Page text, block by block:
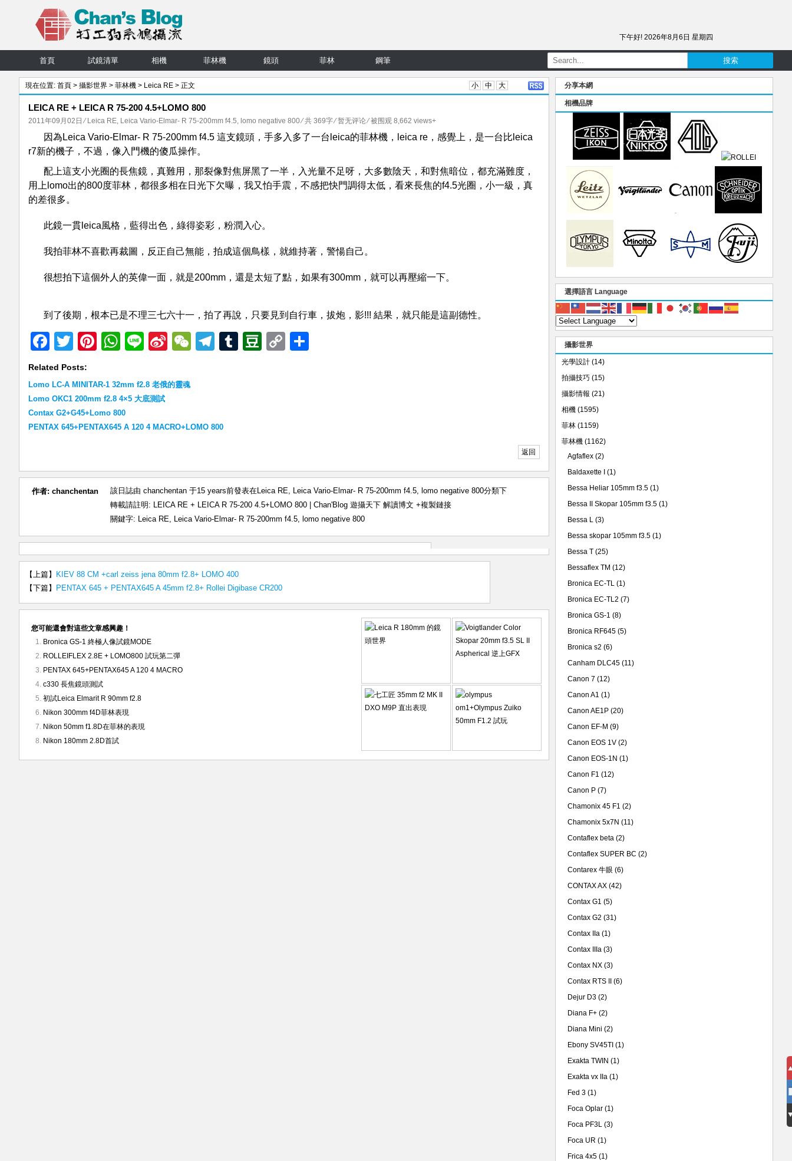
下午好! 2026年8月6日 星期四
首頁 試鏡清單 相機 菲林機 鏡頭 菲林 鋼筆
現在位置: 首頁 > 攝影世界 > 菲林機 > Leica RE > 正文 小 中 大
LEICA RE + LEICA R 75-200 4.5+LOMO 800
2011年09月02日 ⁄ Leica RE, Leica Vario-Elmar- R 75-200mm f4.5, lomo negative 800⁄ 共 369字⁄暂无评论⁄ 被围观 8,662 views+
因為Leica Vario-Elmar- R 75-200mm f4.5 這支鏡頭，手多入多了一台leica的菲林機，leica re，感覺上，是一台比leica
r7新的機子，不過，像入門機的傻瓜操作。
配上這支小光圈的長焦鏡，真難用，那裂像對焦屏黑了一半，入光量不足呀，大多數陰天，和對焦暗位，都充滿難度，
用上lomo出的800度菲林，都很多相在日光下欠曝，我又怕手震，不感把快門調得太低，看來長焦的f4.5光圈，小一級，真
的差很多。
此鏡一貫leica風格，藍得出色，綠得姿彩，粉潤入心。
我拍菲林不喜歡再裁圖，反正自己無能，拍成這個鳥樣，就維持著，警愓自己。
很想拍下這個外人的英偉一面，就是200mm，還是太短了點，如果有300mm，就可以再壓縮一下。
到了後期，根本已是不理三七六十一，拍了再說，只要見到自行車，拔炮，影!!! 結果，就只能是這副德性。
Facebook
TwitterPinterest
WhatsApp
LineSinaWeChat
Telegram
Tumblr
Douban
Copy
Related Posts:
Lomo LC-A MINITAR-1 32mm f2.8 老俄的靈魂
Lomo OKC1 200mm f2.8 4×5 大底測試
Contax G2+G45+Lomo 800
PENTAX 645+PENTAX645 A 120 4 MACRO+LOMO 800
返回
作者: chanchentan 該日誌由 chanchentan 于15 years前發表在Leica RE, Leica Vario-Elmar- R 75-200mm f4.5, lomo negative 800分類下
轉載請註明: LEICA RE + LEICA R 75-200 4.5+LOMO 800 | Chan'Blog 遊攝天下 解讀博文 +複製鏈接
關鍵字: Leica RE, Leica Vario-Elmar- R 75-200mm f4.5, lomo negative 800
【上篇】
KIEV 88 CM +carl zeiss jena 80mm f2.8+ LOMO 400
【下篇】
PENTAX 645 + PENTAX645 A 45mm f2.8+ Rollei Digibase CR200
您可能還會對這些文章感興趣！
Bronica GS-1 終極人像試鏡MODE
ROLLEIFLEX 2.8E + LOMO800 試玩第二彈
PENTAX 645+PENTAX645 A 120 4 MACRO
c330 長焦鏡頭測試
初試Leica Elmarit R 90mm f2.8
Nikon 300mm f4D菲林表現
Nikon 50mm f1.8D在菲林的表現
Nikon 180mm 2.8D首試
分享本網
相機品牌
選擇語言 Language
攝影世界
光學設計 (14)
拍攝技巧 (15)
攝影情報 (21)
相機 (1595)
菲林 (1159)
菲林機 (1162)
Agfaflex (2)
Baldaxette I
(1)
Bessa Heliar 105mm f3.5 (1)
Bessa II Skopar 105mm f3.5 (1)
Bessa L (3)
Bessa skopar 105mm f3.5 (1)
Bessa T (25)
Bessaflex TM (12)
Bronica EC-TL (1)
Bronica EC-TL2 (7)
Bronica GS-1 (8)
Bronica RF645 (5)
Bronica s2 (6)
Canham DLC45 (11)
Canon 7 (12)
Canon A1 (1)
Canon AE1P (20)
Canon EF-M (9)
Canon EOS 1V (2)
Canon EOS-1N (1)
Canon F1 (12)
Canon P (7)
Chamonix 45 F1 (2)
Chamonix 5x7N (11)
Contaflex beta (2)
Contaflex SUPER BC (2)
Contarex 牛眼 (6)
CONTAX AX (42)
Contax G1 (5)
Contax G2 (31)
Contax IIa (1)
Contax IIIa (3)
Contax NX (3)
Contax RTS II
(6)
Dejur D3 (2)
Diana F+ (2)
Diana Mini (2)
Ebony SV45TI (1)
Exakta TWIN (1)
Exakta vx IIa (1)
Fed 3 (1)
Foca Oplar (1)
Foca PF3L (3)
Foca UR (1)
Frica 4x5 (1)